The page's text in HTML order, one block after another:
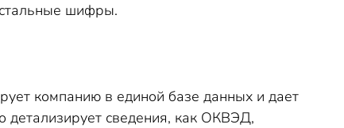
шифры.
компанию в единой базе данных и дает
детализирует сведения, как ОКВЭД,